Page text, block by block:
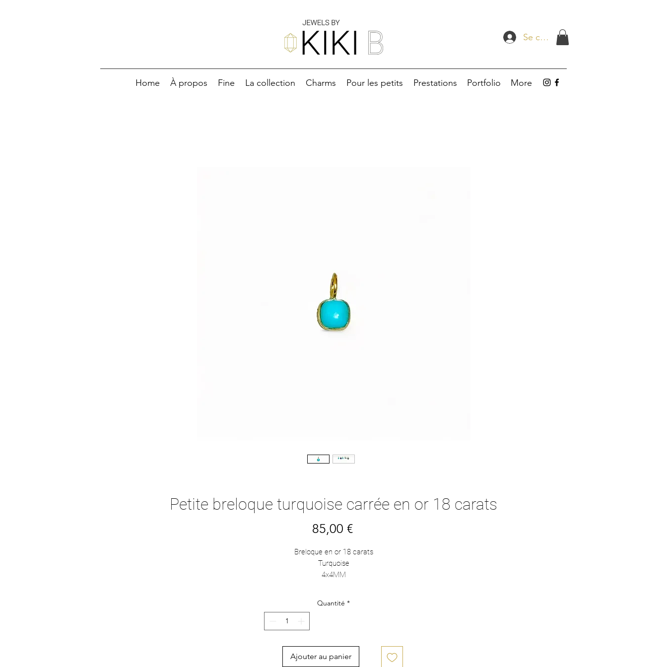
Se connecter
Home À propos Fine La collection Charms Pour les petits Prestations Portfolio More
Petite breloque turquoise carrée en or 18 carats
85,00 €Prix
Breloque en or 18 carats
Turquoise
4x4MM
Quantité *
Ajouter au panier